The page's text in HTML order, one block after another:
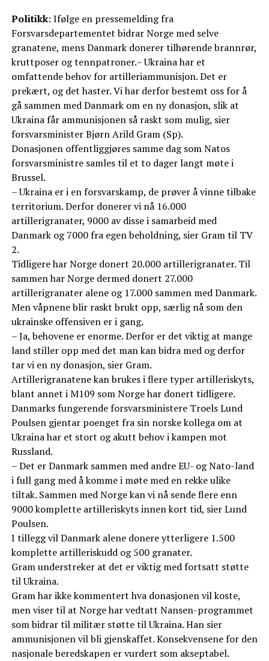
Politikk: Ifølge en pressemelding fra
Forsvarsdepartementet bidrar Norge med selve
granatene, mens Danmark donerer tilhørende brannrør,
kruttposer og tennpatroner.– Ukraina har et
omfattende behov for artilleriammunisjon. Det er
prekært, og det haster. Vi har derfor bestemt oss for å
gå sammen med Danmark om en ny donasjon, slik at
Ukraina får ammunisjonen så raskt som mulig, sier
forsvarsminister Bjørn Arild Gram (Sp).
Donasjonen offentliggjøres samme dag som Natos
forsvarsministre samles til et to dager langt møte i
Brussel.
– Ukraina er i en forsvarskamp, de prøver å vinne tilbake
territorium. Derfor donerer vi nå 16.000
artillerigranater, 9000 av disse i samarbeid med
Danmark og 7000 fra egen beholdning, sier Gram til TV
2.
Tidligere har Norge donert 20.000 artillerigranater. Til
sammen har Norge dermed donert 27.000
artillerigranater alene og 17.000 sammen med Danmark.
Men våpnene blir raskt brukt opp, særlig nå som den
ukrainske offensiven er i gang.
– Ja, behovene er enorme. Derfor er det viktig at mange
land stiller opp med det man kan bidra med og derfor
tar vi en ny donasjon, sier Gram.
Artillerigranatene kan brukes i flere typer artilleriskyts,
blant annet i M109 som Norge har donert tidligere.
Danmarks fungerende forsvarsministere Troels Lund
Poulsen gjentar poenget fra sin norske kollega om at
Ukraina har et stort og akutt behov i kampen mot
Russland.
– Det er Danmark sammen med andre EU- og Nato-land
i full gang med å komme i møte med en rekke ulike
tiltak. Sammen med Norge kan vi nå sende flere enn
9000 komplette artilleriskyts innen kort tid, sier Lund
Poulsen.
I tillegg vil Danmark alene donere ytterligere 1.500
komplette artilleriskudd og 500 granater.
Gram understreker at det er viktig med fortsatt støtte
til Ukraina.
Gram har ikke kommentert hva donasjonen vil koste,
men viser til at Norge har vedtatt Nansen-programmet
som bidrar til militær støtte til Ukraina. Han sier
ammunisjonen vil bli gjenskaffet. Konsekvensene for den
nasjonale beredskapen er vurdert som akseptabel.